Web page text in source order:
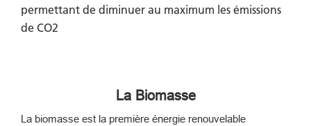
permettant de diminuer au maximum les émissions
de CO2
La Biomasse
La biomasse est la première énergie renouvelable